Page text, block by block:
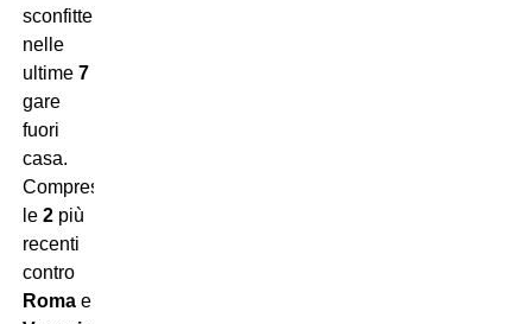
sconfitte
nelle
ultime 7
gare
fuori
casa.
Comprese
le 2 più
recenti
contro
Roma e